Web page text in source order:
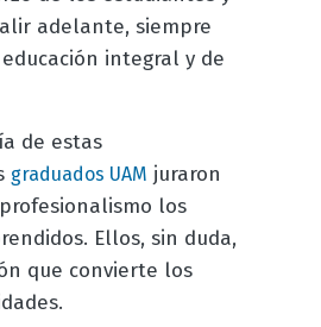
adelante, siempre
integral y de
de estas
graduados UAM juraron
los
Ellos, sin duda,
que convierte los